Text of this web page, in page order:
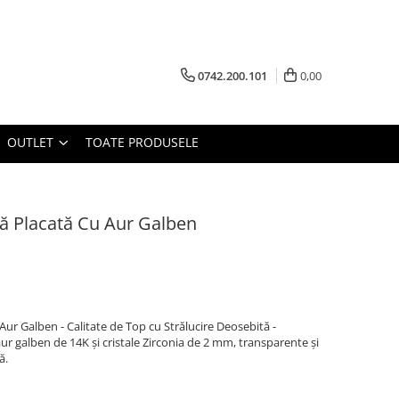
0742.200.101 0,00
OUTLET TOATE PRODUSELE
Placată Cu Aur Galben
Galben - Calitate de Top cu Strălucire Deosebită -
galben de 14K și cristale Zirconia de 2 mm, transparente și